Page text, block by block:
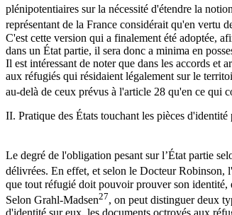
plénipotentiaires sur la nécessité d'étendre la
représentant de la France considérait qu'en vertu
C'est cette version qui a finalement été adoptée,
dans un État partie, il sera donc a minima en
Il est intéressant de noter que dans les accords et
aux réfugiés qui résidaient légalement sur le
au-delà de ceux prévus à l'article 28 qu'en ce qui
II. Pratique des États touchant les pièces d'identité
Le degré de l'obligation pesant sur l’État partie
délivrées. En effet, et selon le Docteur Robinson,
que tout réfugié doit pouvoir prouver son identité,
Selon Grahl-Madsen27, on peut distinguer deux
d'identité sur eux, les documents octroyés aux